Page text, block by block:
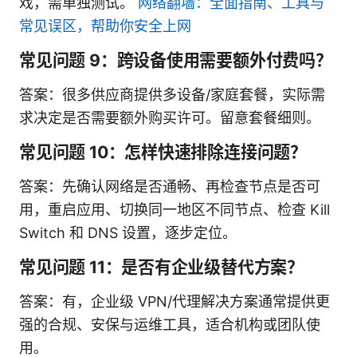
常见误区，帮助你安全上网
常见问题 9：跨设备使用需要额外付费吗？
答案：很多供应商提供多设备/家庭套餐，实际需
求决定是否需要额外购买许可。留意套餐细则。
常见问题 10：怎样快速排除连接问题？
答案：先确认网络是否通畅、再检查节点是否可
用，重启应用、切换同一地区不同节点、检查 Kill
Switch 和 DNS 设置，逐步定位。
常见问题 11：是否有企业级替代方案？
答案：有，企业级 VPN/代理解决方案通常提供更
强的合规、安保与运维工具，适合机构或团队使
用。